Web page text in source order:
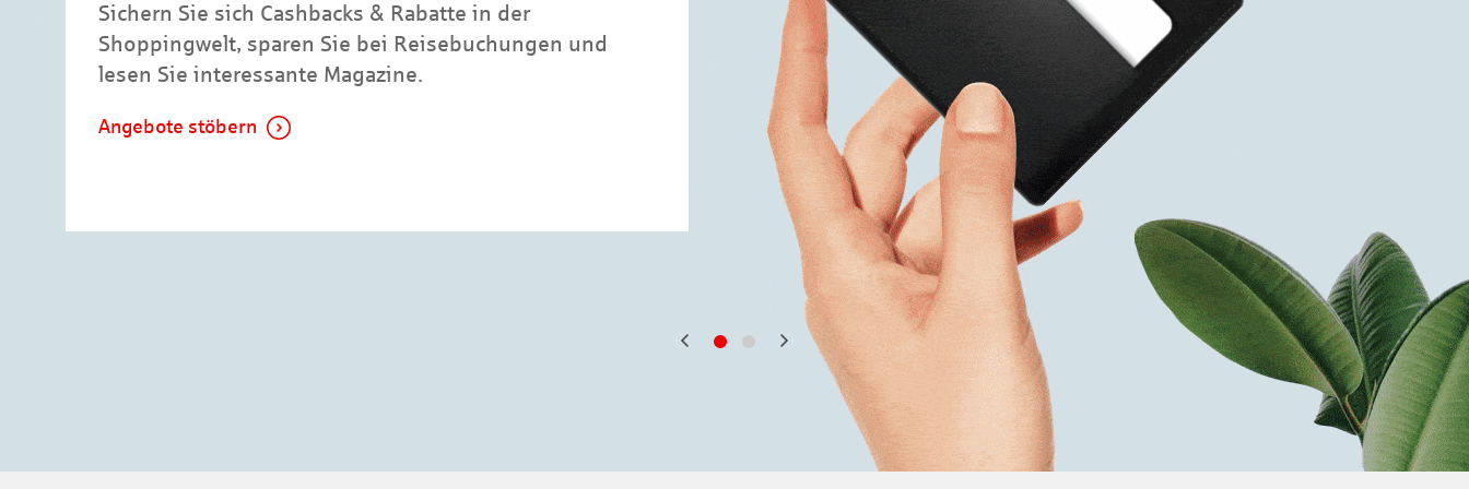
Sichern Sie sich Cashbacks & Rabatte in der
Shoppingwelt, sparen Sie bei Reisebuchungen und
lesen Sie interessante Magazine.
Angebote stöbern